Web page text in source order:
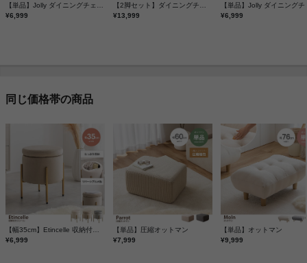
【単品】Jolly ダイニングチェア(PVCレザー)
¥6,999
【2脚セット】ダイニングチェア
¥13,999
¥6,999
同じ価格帯の商品
【幅35cm】Etincelle 収納付きスツール
¥6,999
【単品】圧縮オットマン
¥7,999
【単品】オットマン
¥9,999